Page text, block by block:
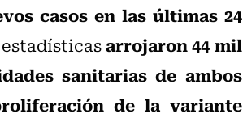
casos en las últimas 24
arrojaron 44 mil
sanitarias de ambos
de la variante